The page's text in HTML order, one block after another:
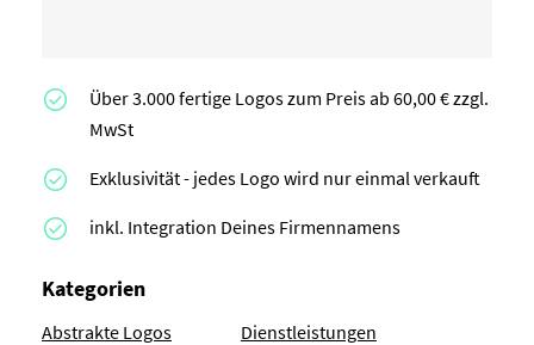
Über 3.000 fertige Logos zum Preis ab 60,00 € zzgl.
MwSt
Exklusivität - jedes Logo wird nur einmal verkauft
inkl. Integration Deines Firmennamens
Kategorien
Abstrakte Logos
Dienstleistungen